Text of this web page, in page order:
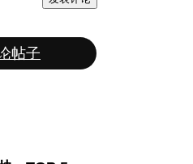
帖子